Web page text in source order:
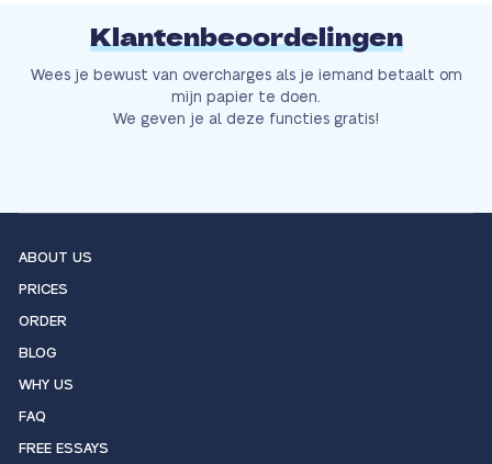
Klantenbeoordelingen
Wees je bewust van overcharges als je iemand betaalt om
mijn papier te doen.
We geven je al deze functies gratis!
ABOUT US
PRICES
ORDER
BLOG
WHY US
FAQ
FREE ESSAYS